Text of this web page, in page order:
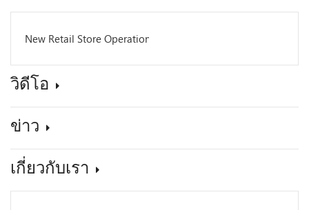
New Retail Store Operation
วิดีโอ
ข่าว
เกี่ยวกับเรา